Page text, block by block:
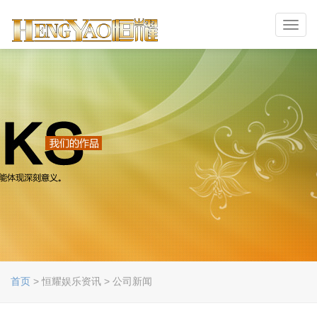
首页 > 恒耀娱乐资讯 > 公司新闻